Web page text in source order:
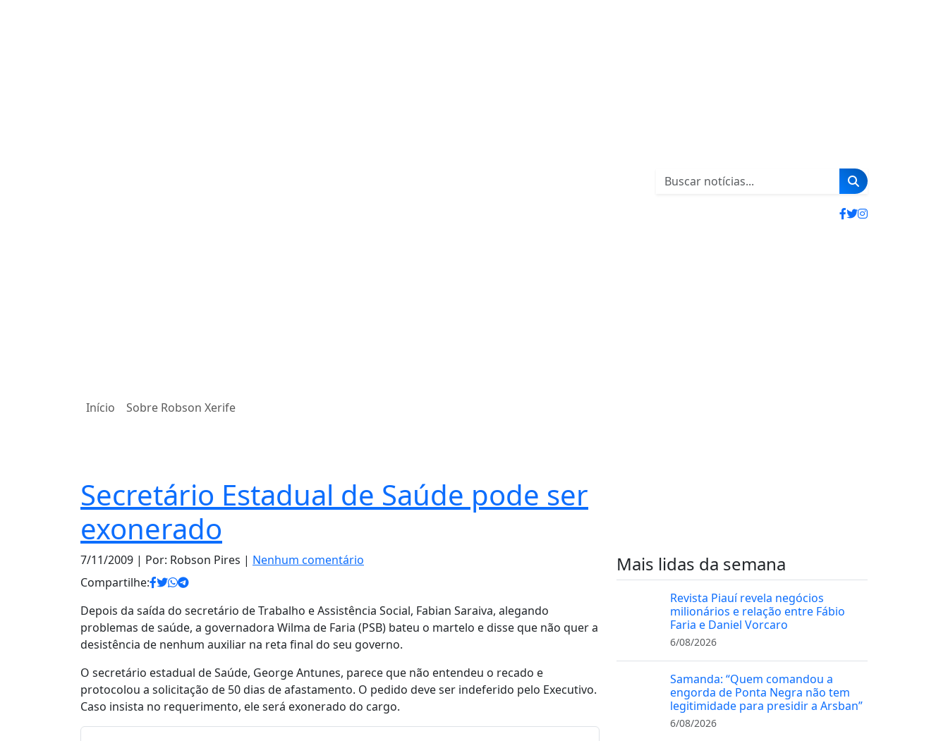
Início Sobre Robson Xerife
Secretário Estadual de Saúde pode ser
exonerado
7/11/2009 | Por: Robson Pires | Nenhum comentário
Compartilhe:
Depois da saída do secretário de Trabalho e Assistência Social, Fabian Saraiva, alegando
problemas de saúde, a governadora Wilma de Faria (PSB) bateu o martelo e disse que não quer a
desistência de nenhum auxiliar na reta final do seu governo.
O secretário estadual de Saúde, George Antunes, parece que não entendeu o recado e
protocolou a solicitação de 50 dias de afastamento. O pedido deve ser indeferido pelo Executivo.
Caso insista no requerimento, ele será exonerado do cargo.
Mais lidas da semana
Revista Piauí revela negócios
milionários e relação entre Fábio
Faria e Daniel Vorcaro
6/08/2026
Samanda: “Quem comandou a
engorda de Ponta Negra não tem
legitimidade para presidir a Arsban”
6/08/2026